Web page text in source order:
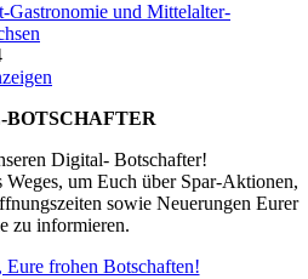
und Mittelalter-
Digital- Botschafter!
um Euch über Spar-Aktionen,
sowie Neuerungen Eurer
zu informieren.
Eure frohen Botschaften!